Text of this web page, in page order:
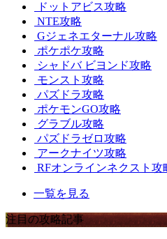
ドットアビス攻略
NTE攻略
Gジェネエターナル攻略
ポケポケ攻略
シャドバ ビヨンド攻略
モンスト攻略
パズドラ攻略
ポケモンGO攻略
グラブル攻略
パズドラゼロ攻略
アークナイツ攻略
RFオンラインネクスト攻
一覧を見る
注目の攻略記事